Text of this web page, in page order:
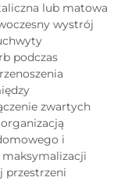
lub matowa
wystrój
podczas
zwartych
i
przestrzeni